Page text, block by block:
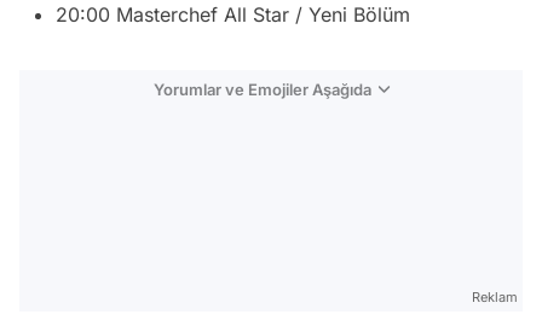
20:00 Masterchef All Star / Yeni Bölüm
Yorumlar ve Emojiler Aşağıda
Reklam